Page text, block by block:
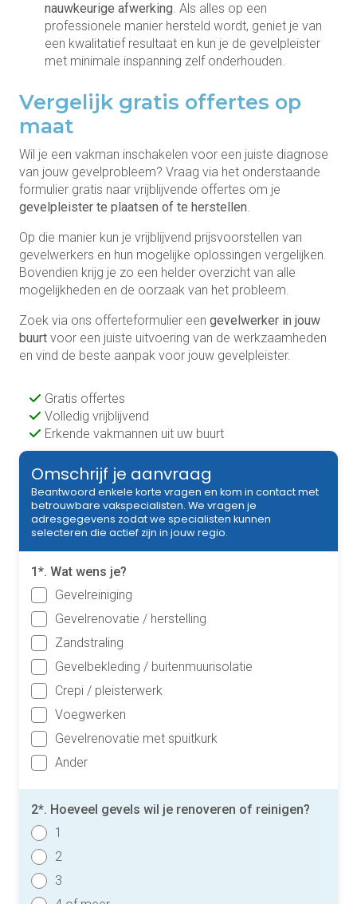
nauwkeurige afwerking. Als alles op een
professionele manier hersteld wordt, geniet je van
een kwalitatief resultaat en kun je de gevelpleister
met minimale inspanning zelf onderhouden.
Vergelijk gratis offertes op
maat
Wil je een vakman inschakelen voor een juiste diagnose
van jouw gevelprobleem? Vraag via het onderstaande
formulier gratis naar vrijblijvende offertes om je
gevelpleister te plaatsen of te herstellen.
Op die manier kun je vrijblijvend prijsvoorstellen van
gevelwerkers en hun mogelijke oplossingen vergelijken.
Bovendien krijg je zo een helder overzicht van alle
mogelijkheden en de oorzaak van het probleem.
Zoek via ons offerteformulier een gevelwerker in jouw
buurt voor een juiste uitvoering van de werkzaamheden
en vind de beste aanpak voor jouw gevelpleister.
Gratis offertes
Volledig vrijblijvend
Erkende vakmannen uit uw buurt
Omschrijf je aanvraag
Beantwoord enkele korte vragen en kom in contact met
betrouwbare vakspecialisten. We vragen je
adresgegevens zodat we specialisten kunnen
selecteren die actief zijn in jouw regio.
1*. Wat wens je?
Gevelreiniging
Gevelrenovatie / herstelling
Zandstraling
Gevelbekleding / buitenmuurisolatie
Crepi / pleisterwerk
Voegwerken
Gevelrenovatie met spuitkurk
Ander
2*. Hoeveel gevels wil je renoveren of reinigen?
1
2
3